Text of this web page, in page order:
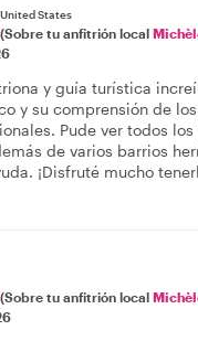
United States
(Sobre tu anfitrión local
y guía turística
y su comprensión de
Pude ver todos
de varios barrios
¡Disfruté mucho
(Sobre tu anfitrión local